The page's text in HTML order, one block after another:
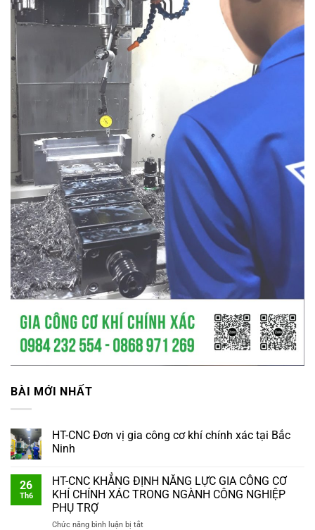
BÀI MỚI NHẤT
HT-CNC Đơn vị gia công cơ khí chính xác tại Bắc
Ninh
26
Th6
HT-CNC KHẲNG ĐỊNH NĂNG LỰC GIA CÔNG CƠ
KHÍ CHÍNH XÁC TRONG NGÀNH CÔNG NGHIỆP
PHỤ TRỢ
Chức năng bình luận bị tắtở